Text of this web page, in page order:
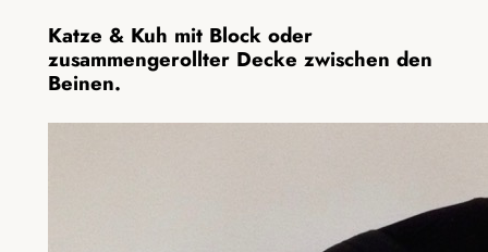
Katze & Kuh mit Block oder
zusammengerollter Decke zwischen den
Beinen.